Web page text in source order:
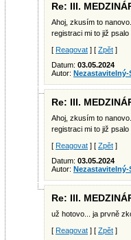
Re: III.
Ahoj, zkusím to
registraci mi to již
[ Reagovat ] [ Zpět ]
Datum: 03.05.2024
Autor: Nezastavitelný-
Re: III.
Ahoj, zkusím to
registraci mi to již
[ Reagovat ] [ Zpět ]
Datum: 03.05.2024
Autor: Nezastavitelný-
Re: III.
už hotovo... ja prvně
[ Reagovat ] [ Zpět ]